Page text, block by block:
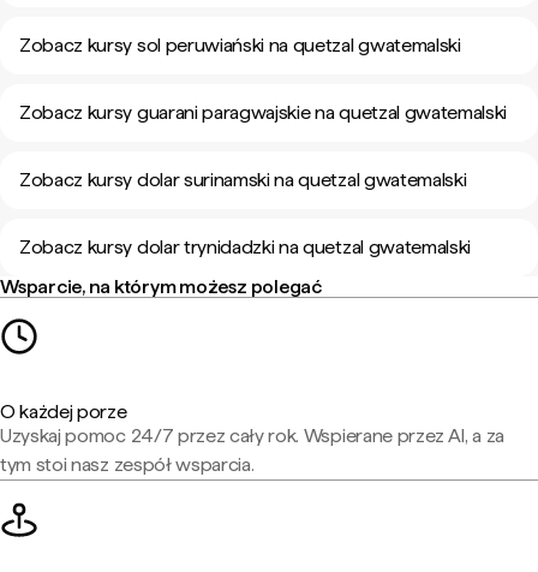
Zobacz kursy sol peruwiański na quetzal gwatemalski
Zobacz kursy guarani paragwajskie na quetzal gwatemalski
Zobacz kursy dolar surinamski na quetzal gwatemalski
Zobacz kursy dolar trynidadzki na quetzal gwatemalski
Wsparcie, na którym możesz polegać
O każdej porze
Uzyskaj pomoc 24/7 przez cały rok. Wspierane przez AI, a za
tym stoi nasz zespół wsparcia.